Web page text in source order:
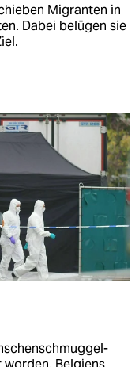
Migranten in
Dabei belügen sie